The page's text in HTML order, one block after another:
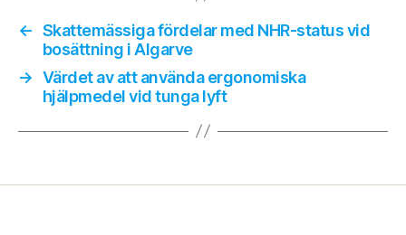
← Skattemässiga fördelar med NHR-status vid
bosättning i Algarve
→ Värdet av att använda ergonomiska
hjälpmedel vid tunga lyft